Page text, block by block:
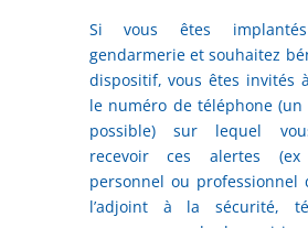
Si vous êtes
gendarmerie et souhaitez
dispositif, vous êtes invités
le numéro de téléphone
possible) sur lequel
recevoir ces alertes
personnel ou professionnel
l’adjoint à la sécurité,